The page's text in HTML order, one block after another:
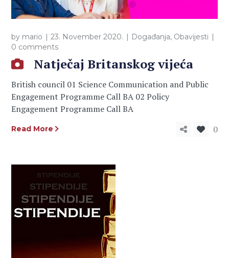
by mario 23. November 2020. Događanja, Obavijesti
0 comments
Natječaj Britanskog vijeća
British council 01 Science Communication and Public
Engagement Programme Call BA 02 Policy
Engagement Programme Call BA
Read More 0